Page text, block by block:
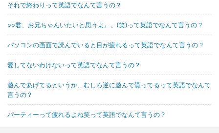
それで終わりって英語でなんて言うの？
○○君、お兄ちゃんいたいと思うよ。。(笑)って英語でなんて言うの？
パソコンの画面で読んでいると目が疲れるって英語でなんて言うの？
愛してないわけないって英語でなんて言うの？
遊んであげてるというか、むしろ逆に遊んで貰ってるって英語でなんて
言うの？
パーティーって疲れるよね笑って英語でなんて言うの？